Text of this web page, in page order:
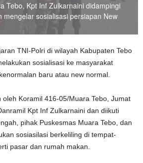
Tebo, Kpt Inf Zulkarnaini didampingi
mengelar sosialisasi persiapan New
TNI-Polri di wilayah Kabupaten Tebo
sosialisasi ke masyarakat
baru atau new normal.
oleh Koramil 416-05/Muara Tebo, Jumat
Kpt Inf Zulkarnaini dan diikuti
pihak Puskesmas Muara Tebo, dan
sosiasilasi berkeliling di tempat-
pasar dan rumah makan.